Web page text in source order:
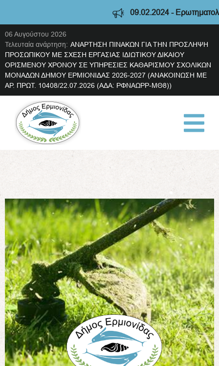
09.02.2024 - Ερωτηματολόγιο
06 Αυγούστου 2026
Τελευταία ανάρτηση: ΑΝΑΡΤΗΣΗ ΠΙΝΑΚΩΝ ΓΙΑ ΤΗΝ ΠΡΟΣΛΗΨΗ
ΠΡΟΣΩΠΙΚΟΥ ΜΕ ΣΧΕΣΗ ΕΡΓΑΣΙΑΣ ΙΔΙΩΤΙΚΟΥ ΔΙΚΑΙΟΥ
ΟΡΙΣΜΕΝΟΥ ΧΡΟΝΟΥ ΣΕ ΥΠΗΡΕΣΙΕΣ ΚΑΘΑΡΙΣΜΟΥ ΣΧΟΛΙΚΩΝ
ΜΟΝΑΔΩΝ ΔΗΜΟΥ ΕΡΜΙΟΝΙΔΑΣ 2026-2027 (ΑΝΑΚΟΙΝΩΣΗ ΜΕ
ΑΡ. ΠΡΩΤ. 10408/22.07.2026 (ΑΔΑ: ΡΦΝΑΩΡΡ-ΜΘ8))